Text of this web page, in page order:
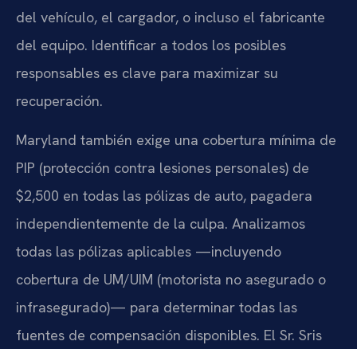
del vehículo, el cargador, o incluso el fabricante
del equipo. Identificar a todos los posibles
responsables es clave para maximizar su
recuperación.
Maryland también exige una cobertura mínima de
PIP (protección contra lesiones personales) de
$2,500 en todas las pólizas de auto, pagadera
independientemente de la culpa. Analizamos
todas las pólizas aplicables —incluyendo
cobertura de UM/UIM (motorista no asegurado o
infrasegurado)— para determinar todas las
fuentes de compensación disponibles. El Sr. Sris